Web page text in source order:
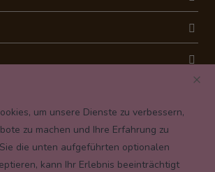
um unsere Dienste zu verbessern,
zu machen und Ihre Erfahrung zu
die unten aufgeführten optionalen
kann Ihr Erlebnis beeinträchtigt